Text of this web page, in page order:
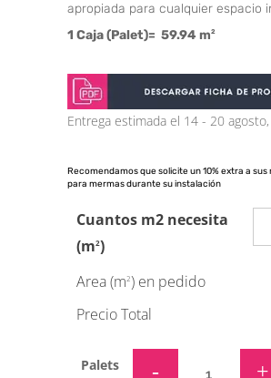
apropiada para cualquier espacio
1 Caja (Palet)= 59.94 m2
Entrega estimada el 14 - 20
Recomendamos que solicite un 10% extra a
para mermas durante su instalación
Cuantos m2 necesita
(m2)
Area (m2) en pedido
Precio Total
Palets